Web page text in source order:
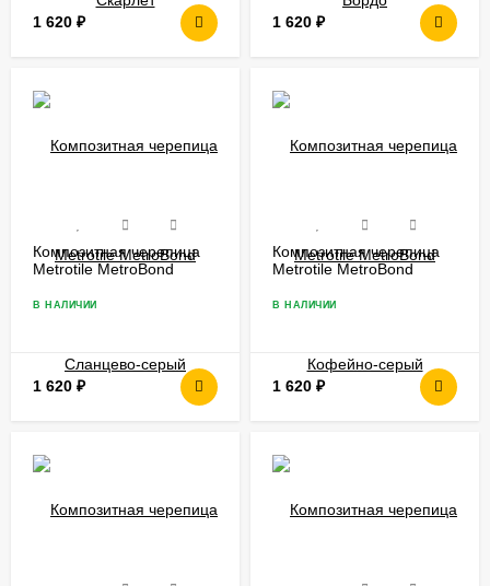
1 620 ₽ 1 620 ₽
Композитная черепица
Metrotile MetroBond
В НАЛИЧИИ
1 620 ₽
Композитная черепица
Metrotile MetroBond
В НАЛИЧИИ
1 620 ₽